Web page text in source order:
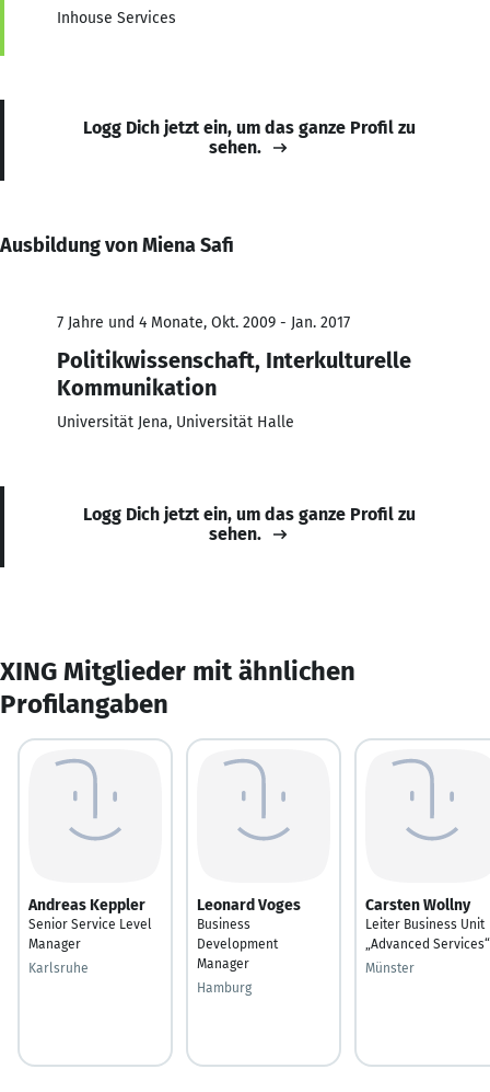
Inhouse Services
Logg Dich jetzt ein, um das ganze Profil zu
sehen.
Ausbildung von Miena Safi
7 Jahre und 4 Monate, Okt. 2009 - Jan. 2017
Politikwissenschaft, Interkulturelle
Kommunikation
Universität Jena, Universität Halle
Logg Dich jetzt ein, um das ganze Profil zu
sehen.
XING Mitglieder mit ähnlichen
Profilangaben
Andreas Keppler
Senior Service Level
Manager
Karlsruhe
Leonard Voges
Business
Development
Manager
Hamburg
Carsten Wollny
Leiter Business Unit
„Advanced Services“
Münster